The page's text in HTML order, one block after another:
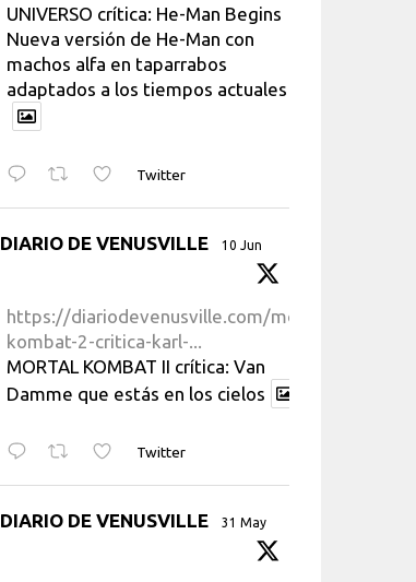
UNIVERSO crítica: He-Man Begins
Nueva versión de He-Man con
machos alfa en taparrabos
adaptados a los tiempos actuales
Twitter
DIARIO DE VENUSVILLE 10 Jun
https://diariodevenusville.com/mortal-
kombat-2-critica-karl-...
MORTAL KOMBAT II crítica: Van
Damme que estás en los cielos
Twitter
DIARIO DE VENUSVILLE 31 May